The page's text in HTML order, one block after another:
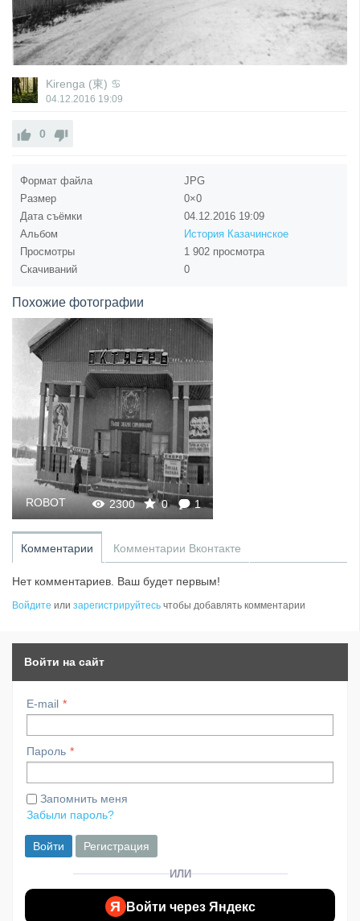
Kirenga (東) ♋
04.12.2016 19:09
0
Формат файла
JPG
Размер
0×0
Дата съёмки
04.12.2016 19:09
Альбом
История Казачинское
Просмотры
1 902 просмотра
Скачиваний
0
Похожие фотографии
2300 0 1
ROBOT
Комментарии Комментарии Вконтакте
Нет комментариев. Ваш будет первым!
Войдите или зарегистрируйтесь чтобы добавлять комментарии
Войти на сайт
E-mail
Пароль
Запомнить меня
Забыли пароль?
Войти Регистрация
ИЛИ
Я Войти через Яндекс